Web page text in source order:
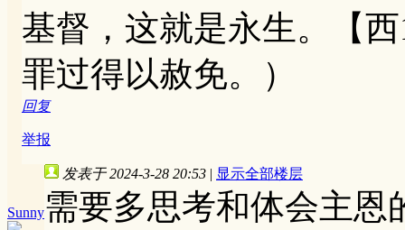
基督，这就是永生。【
罪过得以赦免。）
回复
举报
Sunny
发表于 2024-3-28 20:53 | 显示全部楼层
需要多思考和体会主恩